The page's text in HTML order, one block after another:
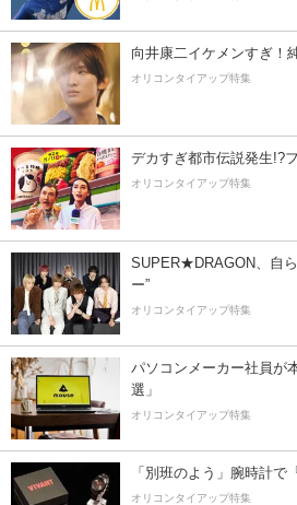
向井康二イケメンすぎ！
オリコンタイアップ特集
デカすぎ都市伝説発生!?
オリコンタイアップ特集
SUPER★DRAGON、自
ー”
オリコンタイアップ特集
パソコンメーカー社員が
選」
オリコンタイアップ特集
「別班のよう」腕時計
オリコンタイアップ特集